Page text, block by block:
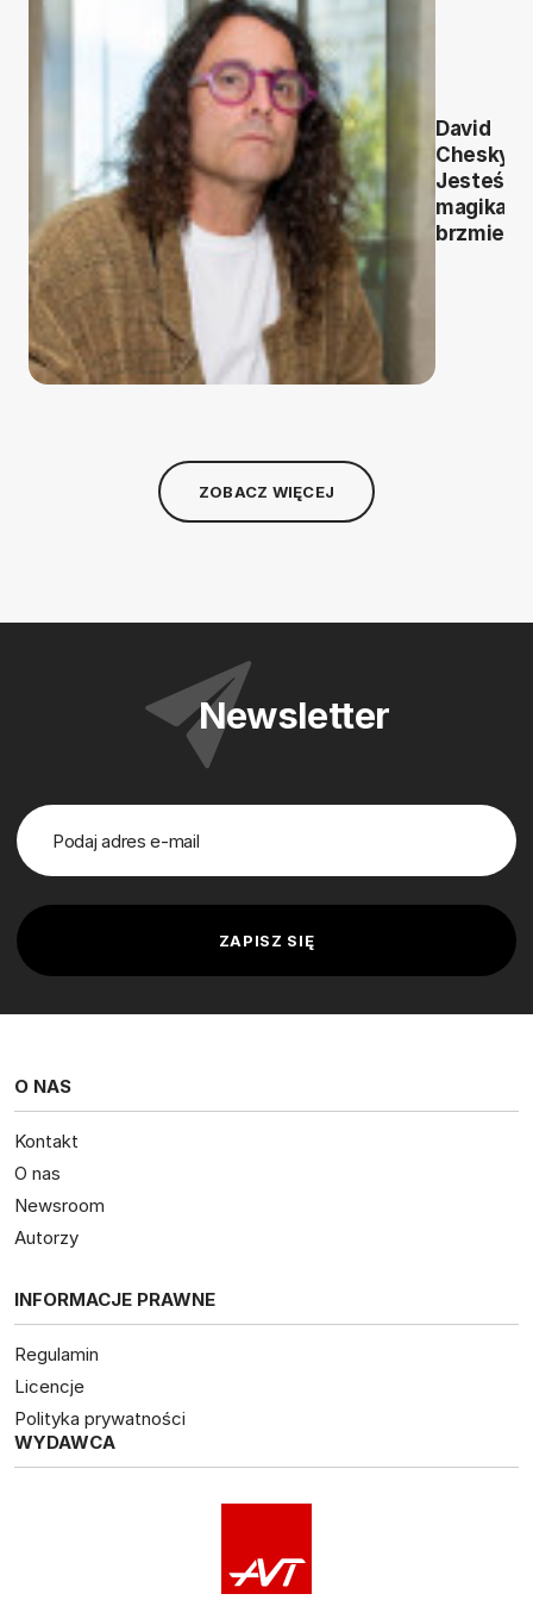
David
Chesky:
magikami
brzmienia
ZOBACZ WIĘCEJ
Newsletter
O NAS
Kontakt
O nas
Newsroom
Autorzy
INFORMACJE PRAWNE
Regulamin
Licencje
Polityka prywatności
WYDAWCA